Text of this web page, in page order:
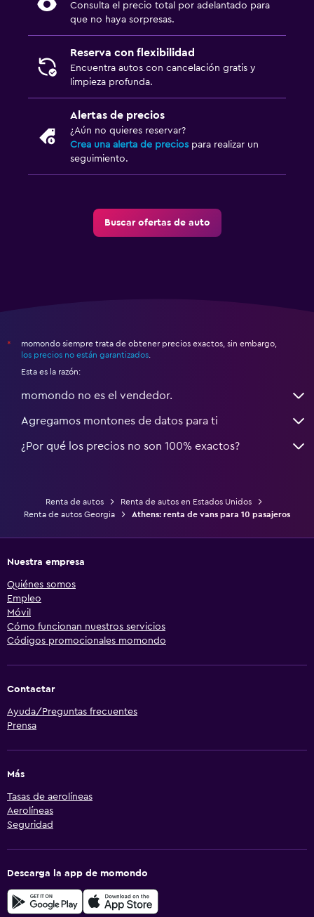
Consulta el precio total por adelantado para
que no haya sorpresas.
Reserva con flexibilidad
Encuentra autos con cancelación gratis y
limpieza profunda.
Alertas de precios
¿Aún no quieres reservar?
Crea una alerta de precios para realizar un
seguimiento.
Buscar ofertas de auto
*
momondo siempre trata de obtener precios exactos, sin embargo,
los precios no están garantizados.
Esta es la razón:
momondo no es el vendedor.
Agregamos montones de datos para ti
¿Por qué los precios no son 100% exactos?
Renta de autos
Renta de autos en Estados Unidos
Renta de autos Georgia
Athens: renta de vans para 10 pasajeros
Nuestra empresa
Quiénes somos
Empleo
Móvil
Cómo funcionan nuestros servicios
Códigos promocionales momondo
Contactar
Ayuda/Preguntas frecuentes
Prensa
Más
Tasas de aerolíneas
Aerolíneas
Seguridad
Descarga la app de momondo